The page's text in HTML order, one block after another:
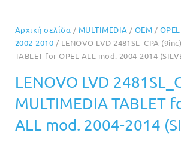
Αρχική σελίδα / MULTIMEDIA / OEM / OPEL
2002-2010 / LENOVO LVD 2481SL_CPA
TABLET for OPEL ALL mod. 2004-2014
LENOVO LVD
MULTIMEDIA TABLET
ALL mod. 2004-2014